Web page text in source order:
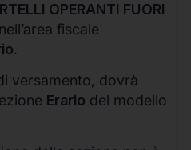
OPERANTI FUORI
fiscale
.
versamento, dovrà
Erario del modello